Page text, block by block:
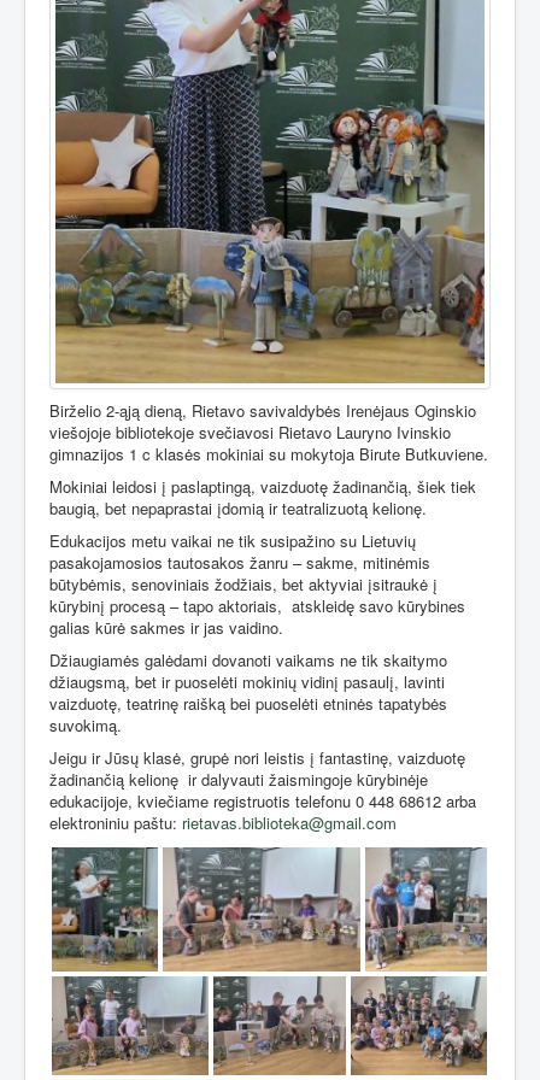
Birželio 2-ąją dieną, Rietavo savivaldybės Irenėjaus Oginskio
viešojoje bibliotekoje svečiavosi Rietavo Lauryno Ivinskio
gimnazijos 1 c klasės mokiniai su mokytoja Birute Butkuviene.
Mokiniai leidosi į paslaptingą, vaizduotę žadinančią, šiek tiek
baugią, bet nepaprastai įdomią ir teatralizuotą kelionę.
Edukacijos metu vaikai ne tik susipažino su Lietuvių
pasakojamosios tautosakos žanru – sakme, mitinėmis
būtybėmis, senoviniais žodžiais, bet aktyviai įsitraukė į
kūrybinį procesą – tapo aktoriais, atskleidę savo kūrybines
galias kūrė sakmes ir jas vaidino.
Džiaugiamės galėdami dovanoti vaikams ne tik skaitymo
džiaugsmą, bet ir puoselėti mokinių vidinį pasaulį, lavinti
vaizduotę, teatrinę raišką bei puoselėti etninės tapatybės
suvokimą.
Jeigu ir Jūsų klasė, grupė nori leistis į fantastinę, vaizduotę
žadinančią kelionę ir dalyvauti žaismingoje kūrybinėje
edukacijoje, kviečiame registruotis telefonu 0 448 68612 arba
elektroniniu paštu: rietavas.biblioteka@gmail.com